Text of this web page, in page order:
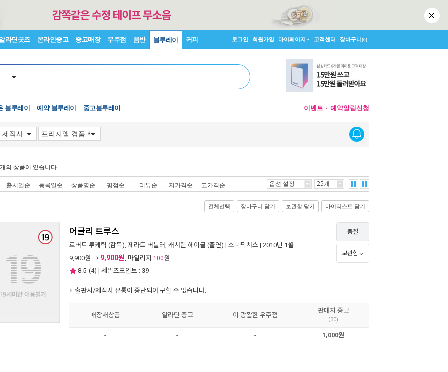
라딘굿즈 온라인중고 중고매장 우주점 음반 블루레이 커피 로그인 회원가입 마이페이지 고객센터 장바구니(0)
블루레이 예약 블루레이 중고블루레이 이벤트 예약알림신청
개의 상품이 있습니다.
출시일순 등록일순 상품명순 평점순 리뷰순 저가격순 고가격순 옵션 설정 25개
전체선택 장바구니 담기 보관함 담기 마이리스트 담기
어글리 트루스
로버트 루케틱 (감독), 제라드 버틀러 , 캐서린 헤이글 (출연) | 소니픽쳐스 | 2010년 1월
9,900원 → 9,900원, 마일리지 100원
8.5 (4) | 세일즈포인트 : 39
출판사/제작사 유통이 중단되어 구할 수 없습니다.
품절
보관함
매장새상품 알라딘 중고 이 광활한 우주점
판매자 중고
(30)
- - - 1,000원